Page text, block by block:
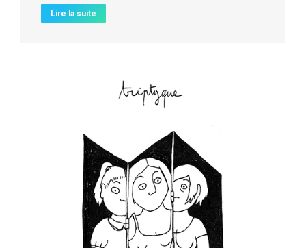
Lire la suite